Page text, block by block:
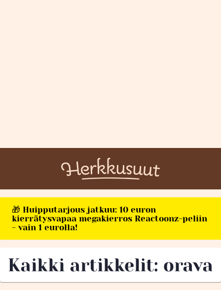
🎁 Huipputarjous jatkuu: 10 euron
kierrätysvapaa megakierros Reactoonz-peliin
- vain 1 eurolla!
Kaikki artikkelit: orava